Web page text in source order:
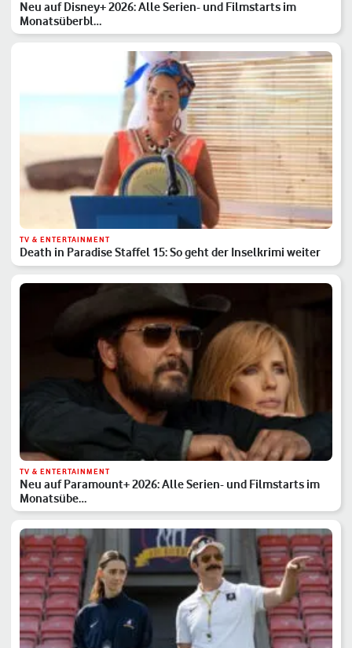
Neu auf Disney+ 2026: Alle Serien- und Filmstarts im
Monatsüberbl…
TV & ENTERTAINMENT
Death in Paradise Staffel 15: So geht der Inselkrimi weiter
TV & ENTERTAINMENT
Neu auf Paramount+ 2026: Alle Serien- und Filmstarts im
Monatsübe…